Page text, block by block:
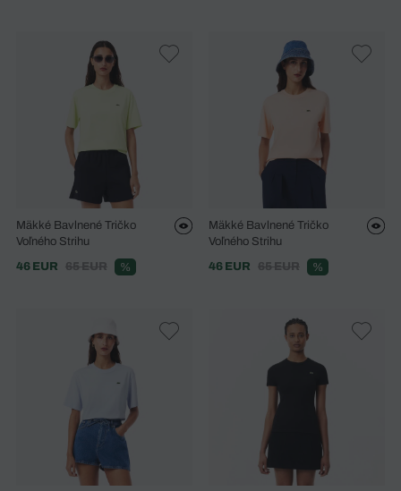
Mäkké Bavlnené Tričko
Voľného Strihu
46 EUR
65 EUR %
Mäkké Bavlnené Tričko
Voľného Strihu
46 EUR
65 EUR %